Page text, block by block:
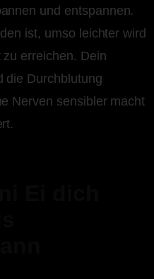
und entspannen.
ist, umso leichter wird
erreichen. Dein
die Durchblutung
Nerven sensibler macht